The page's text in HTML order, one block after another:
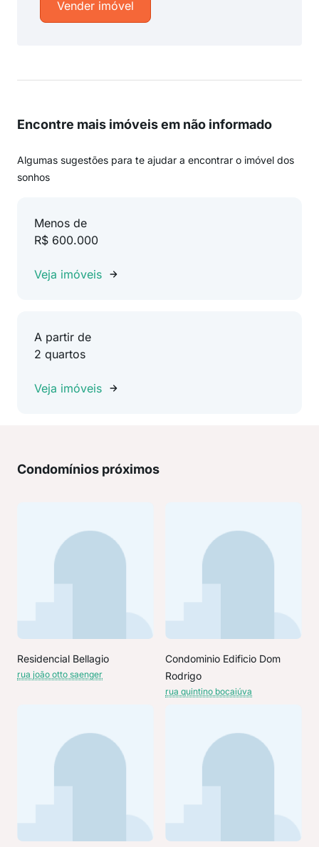
Vender imóvel
Encontre mais imóveis em não informado
Algumas sugestões para te ajudar a encontrar o imóvel dos
sonhos
Menos de
R$ 600.000
Veja imóveis
A partir de
2 quartos
Veja imóveis
Condomínios próximos
Residencial Bellagio
rua joão otto saenger
Condominio Edificio Dom
Rodrigo
rua quintino bocaiúva